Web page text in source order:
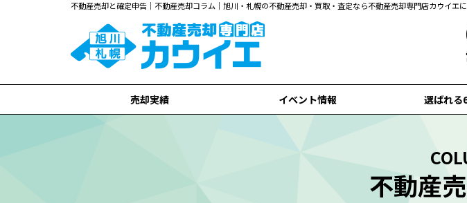
不動産売却と確定申告｜不動産売却コラム｜旭川・札幌の不動産売却・買取・査定なら不動産売却専門店カウイ
売却実績
全て
旭川市
札幌市
イベント情報 選ばれる
不動産